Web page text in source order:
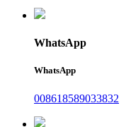
WhatsApp
WhatsApp
008618589033832